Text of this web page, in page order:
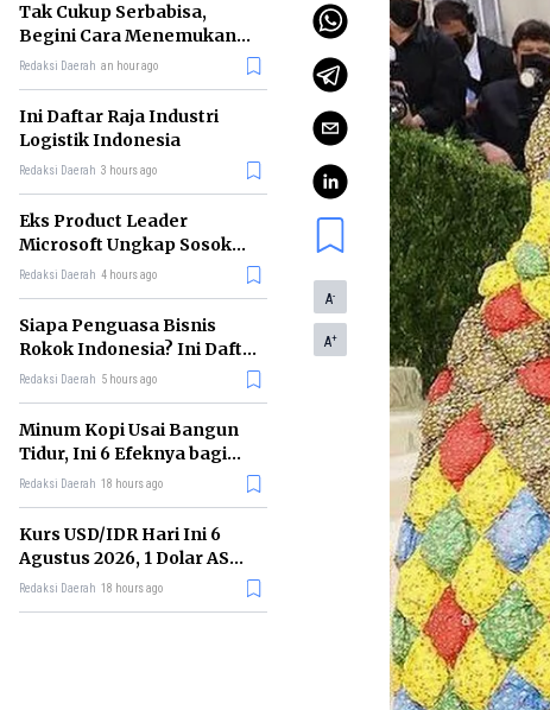
Tak Cukup Serbabisa,
Begini Cara Menemukan
'Spike' agar CV Dilirik HR
Redaksi Daerah an hour ago
Ini Daftar Raja Industri
Logistik Indonesia
Redaksi Daerah 3 hours ago
Eks Product Leader
Microsoft Ungkap Sosok
yang Paling Cocok
Redaksi Daerah 4 hours ago
Siapa Penguasa Bisnis
Rokok Indonesia? Ini Daftar
Perusahaan Terbesarnya
Redaksi Daerah 5 hours ago
Minum Kopi Usai Bangun
Tidur, Ini 6 Efeknya bagi
Kesehatan Tubuh
Redaksi Daerah 18 hours ago
Kurs USD/IDR Hari Ini 6
Agustus 2026, 1 Dolar AS
Kini Berapa Rupiah?
Redaksi Daerah 18 hours ago
A-
A+